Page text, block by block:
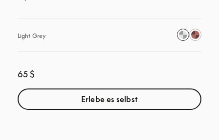
Light Grey
65 $
Erlebe es selbst